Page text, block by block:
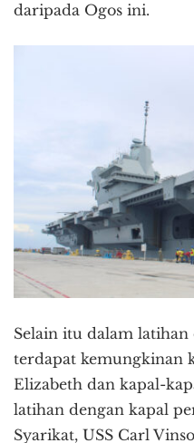
daripada Ogos ini.
Selain itu dalam
terdapat kemungkinan
Elizabeth dan kapal-
latihan dengan kapal
Syarikat, USS Carl